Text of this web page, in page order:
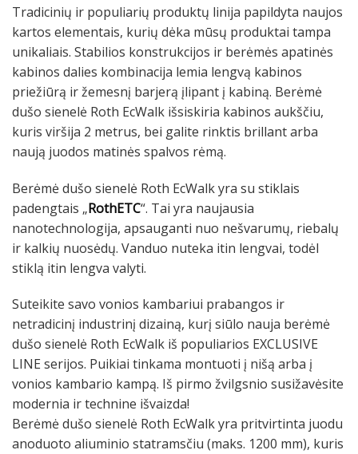
Tradicinių ir populiarių produktų linija papildyta naujos
kartos elementais, kurių dėka mūsų produktai tampa
unikaliais. Stabilios konstrukcijos ir berėmės apatinės
kabinos dalies kombinacija lemia lengvą kabinos
priežiūrą ir žemesnį barjerą įlipant į kabiną. Berėmė
dušo sienelė Roth EcWalk išsiskiria kabinos aukščiu,
kuris viršija 2 metrus, bei galite rinktis brillant arba
naują juodos matinės spalvos rėmą.
Berėmė dušo sienelė Roth EcWalk yra su stiklais
padengtais „RothETC“. Tai yra naujausia
nanotechnologija, apsauganti nuo nešvarumų, riebalų
ir kalkių nuosėdų. Vanduo nuteka itin lengvai, todėl
stiklą itin lengva valyti.
Suteikite savo vonios kambariui prabangos ir
netradicinį industrinį dizainą, kurį siūlo nauja berėmė
dušo sienelė Roth EcWalk iš populiarios EXCLUSIVE
LINE serijos. Puikiai tinkama montuoti į nišą arba į
vonios kambario kampą. Iš pirmo žvilgsnio susižavėsite
modernia ir technine išvaizda!
Berėmė dušo sienelė Roth EcWalk yra pritvirtinta juodu
anoduoto aliuminio statramsčiu (maks. 1200 mm), kuris